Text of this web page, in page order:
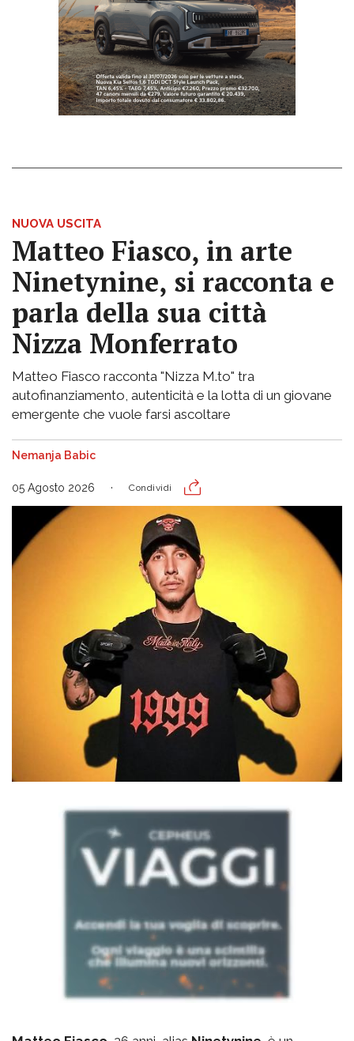
NUOVA USCITA
Matteo Fiasco, in arte
Ninetynine, si racconta e
parla della sua città
Nizza Monferrato
Matteo Fiasco racconta "Nizza M.to" tra
autofinanziamento, autenticità e la lotta di un giovane
emergente che vuole farsi ascoltare
Nemanja Babic
05 Agosto 2026 Condividi